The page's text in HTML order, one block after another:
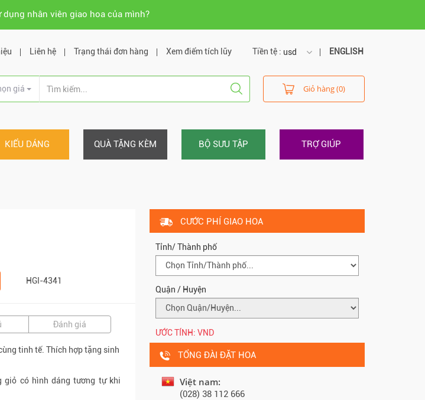
dụng nhân viên giao hoa của mình?
Tiền tệ : usd
usd
vnd
ENGLISH
Liên hệ Trạng thái đơn hàng Xem điểm tích lũy
giá Giỏ hàng (0)
KIỂU DÁNG QUÀ TẶNG KÈM BỘ SƯU TẬP TRỢ GIÚP
HGI-4341
Đánh giá
tinh tế. Thích hợp tặng sinh
giỏ có hình dáng tương tự khi
CƯỚC PHÍ GIAO HOA
Tỉnh/ Thành phố
Quận / Huyện
ƯỚC TÍNH: VND
TỔNG ĐÀI ĐẶT HOA
Việt nam:
(028) 38 112 666